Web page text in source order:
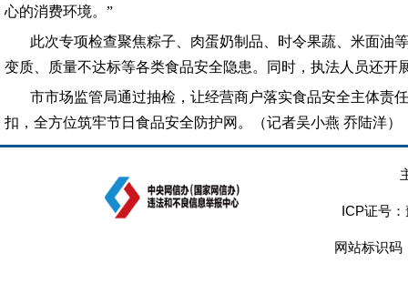
心的消费环境。”
此次专项检查聚焦粽子、肉蛋奶制品、时令果蔬、米面油
变质、质量不达标等各类食品安全隐患。同时，执法人员还
市市场监管局通过抽检，让经营商户落实食品安全主体责
扣，全方位筑牢节日食品安全防护网。（记者吴小燕 乔陆洋）
ICP证号：
网站标识码